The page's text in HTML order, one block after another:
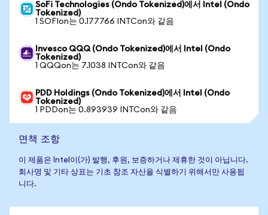
SoFi Technologies (Ondo Tokenized)에서 Intel (Ondo
Tokenized)
1 SOFIon는 0.177766 INTCon와 같음
Invesco QQQ (Ondo Tokenized)에서 Intel (Ondo
Tokenized)
1 QQQon는 7.1038 INTCon와 같음
PDD Holdings (Ondo Tokenized)에서 Intel (Ondo
Tokenized)
1 PDDon는 0.893939 INTCon와 같음
면책 조항
이 제품은 Intel이(가) 발행, 후원, 보증하거나 제휴한 것이 아닙니다.
회사명 및 기타 상표는 기초 참조 자산을 식별하기 위해서만 사용됩
니다.